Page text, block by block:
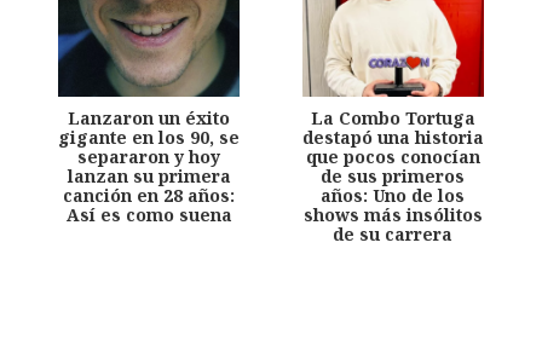
Lanzaron un éxito
gigante en los 90, se
separaron y hoy
lanzan su primera
canción en 28 años:
Así es como suena
La Combo Tortuga
destapó una historia
que pocos conocían
de sus primeros
años: Uno de los
shows más insólitos
de su carrera